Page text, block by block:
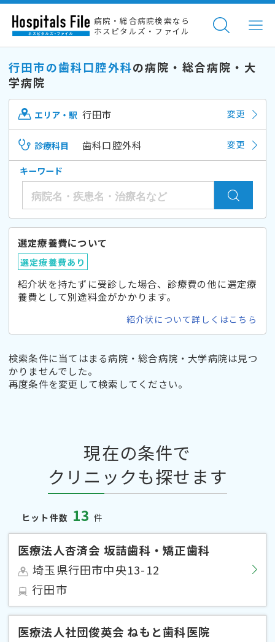
病院・総合病院検索なら
ホスピタルズ・ファイル
行田市の歯科口腔外科の病院・総合病院・大
学病院
エリア・駅 行田市 変更
診療科目 歯科口腔外科 変更
キーワード
選定療養費について
選定療養費あり
紹介状を持たずに受診した場合、診療費の他に選定療
養費として別途料金がかかります。
紹介状について詳しくはこちら
検索条件に当てはまる病院・総合病院・大学病院は見つ
かりませんでした。
再度条件を変更して検索してください。
現在の条件で
クリニックも探せます
ヒット件数 13 件
医療法人杏済会 坂詰歯科・矯正歯科
埼玉県行田市中央13-12
行田市
医療法人社団俊英会 ねもと歯科医院